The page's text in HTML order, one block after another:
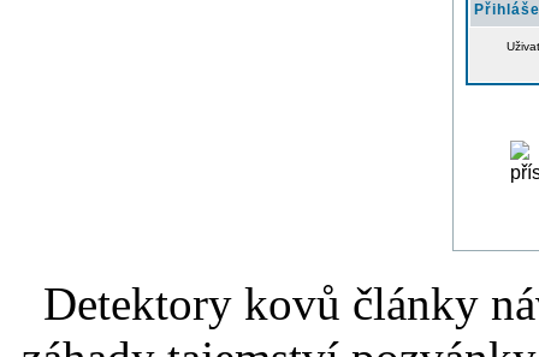
Detektory kovů články